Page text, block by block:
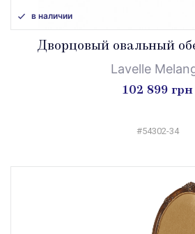
в наличии
Дворцовый овальный
Lavelle
102 899 грн
#54302-34